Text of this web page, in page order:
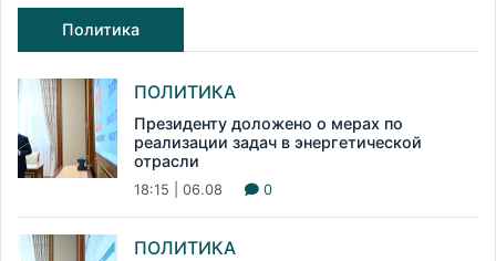
Политика
ПОЛИТИКА
Президенту доложено о мерах по
реализации задач в энергетической
отрасли
18:15 | 06.08 0
ПОЛИТИКА